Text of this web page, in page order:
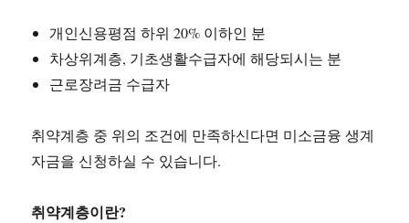
개인신용평점 하위 20% 이하인 분
차상위계층, 기초생활수급자에 해당되시는 분
근로장려금 수급자
취약계층 중 위의 조건에 만족하신다면 미소금융 생계
자금을 신청하실 수 있습니다.
취약계층이란?